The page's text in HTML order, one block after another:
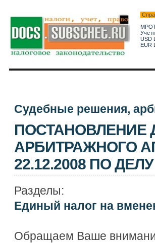
МРОТ
USD
EUR
Судебные решения,
ПОСТАНОВЛЕНИЕ
АРБИТРАЖНОГО
22.12.2008 ПО
Разделы:
Единый налог на
Обращаем Ваше